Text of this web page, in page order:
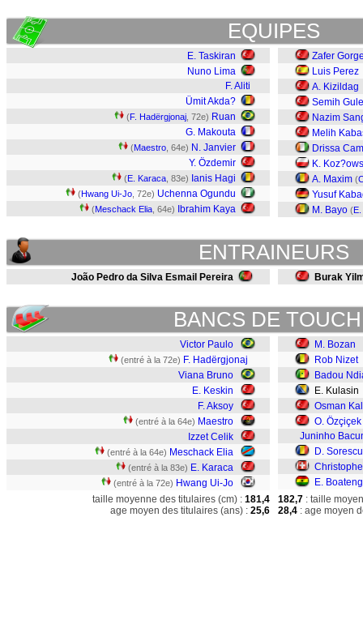
EQUIPES
E. Taskiran
Nuno Lima
F. Aliti
Ümit Akda?
(F. Hadërgjonaj , 72e) Ruan
G. Makouta
(Maestro , 64e) N. Janvier
Y. Özdemir
(E. Karaca , 83e) Ianis Hagi
(Hwang Ui-Jo , 72e) Uchenna Ogundu
(Meschack Elia , 64e) Ibrahim Kaya
Zafer
Luis Perez
A. Kizildag
Semih
Nazim
Melih
Drissa
K.
A. Maxim (
Yusuf
M. Bayo (
ENTRAINEURS
João Pedro da Silva Esmail Pereira Burak
BANCS DE
Victor Paulo
(entré à la 72e) F. Hadërgjonaj
Viana Bruno
E. Keskin
F. Aksoy
(entré à la 64e) Maestro
Izzet Celik
(entré à la 64e) Meschack Elia
(entré à la 83e) E. Karaca
(entré à la 72e) Hwang Ui-Jo
M. Bozan
Rob Nizet
Badou
E. Kulasin
Osman
O. Özçiçek
Juninho
D. Sorescu
E. Boateng
taille moyenne des titulaires (cm) : 181,4
age moyen des titulaires (ans) : 25,6
182,7 : taille
28,4 : age moyen